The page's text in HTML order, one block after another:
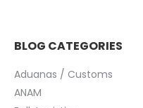
BLOG CATEGORIES
Aduanas / Customs
ANAM